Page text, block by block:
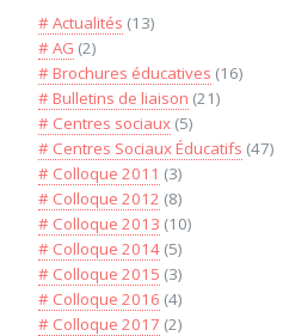
# Actualités (13)
# AG (2)
# Brochures éducatives (16)
# Bulletins de liaison (21)
# Centres sociaux(5)
# Centres Sociaux Éducatifs (47)
# Colloque 2011 (3)
# Colloque 2012 (8)
# Colloque 2013 (10)
# Colloque 2014(5)
# Colloque 2015 (3)
# Colloque 2016 (4)
# Colloque 2017 (2)